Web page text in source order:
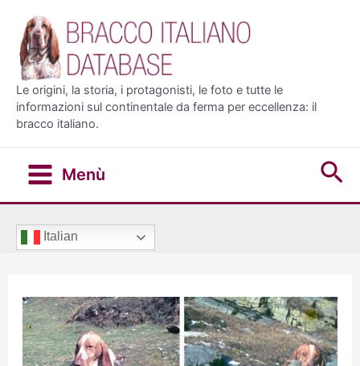
contenuto
Le origini, la storia, i protagonisti, le foto e tutte le
informazioni sul continentale da ferma per eccellenza: il
bracco italiano.
Main
Menu
Menù
Italian